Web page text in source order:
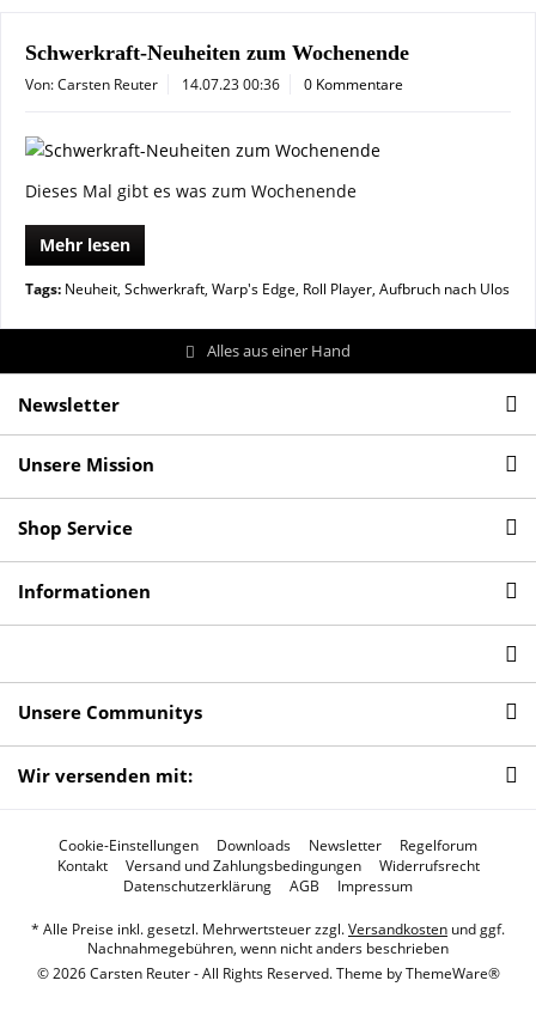
Schwerkraft-Neuheiten zum Wochenende
Von: Carsten Reuter 14.07.23 00:36 0 Kommentare
Dieses Mal gibt es was zum Wochenende
Mehr lesen
Tags: Neuheit, Schwerkraft, Warp's Edge, Roll Player, Aufbruch nach Ulos
Alles aus einer Hand
Newsletter
Unsere Mission
Shop Service
Informationen
Unsere Communitys
Wir versenden mit:
Cookie-Einstellungen Downloads Newsletter
Regelforum
Kontakt
Versand und Zahlungsbedingungen
Widerrufsrecht
Datenschutzerklärung
AGB Impressum
* Alle Preise inkl. gesetzl. Mehrwertsteuer zzgl.Versandkosten und ggf.
Nachnahmegebühren, wenn nicht anders beschrieben
© 2026 Carsten Reuter - All Rights Reserved. Theme byThemeWare®